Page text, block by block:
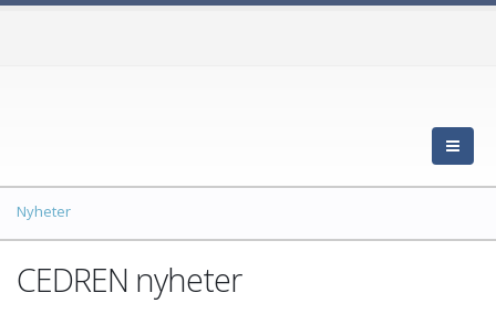
Nyheter
CEDREN nyheter